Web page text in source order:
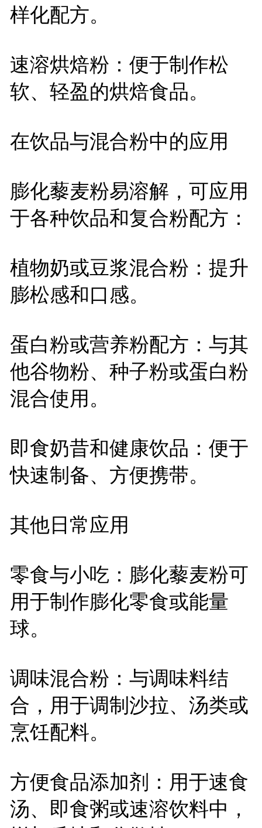
样化配方。
速溶烘焙粉：便于制作松
软、轻盈的烘焙食品。
在饮品与混合粉中的应用
膨化藜麦粉易溶解，可应用
于各种饮品和复合粉配方：
植物奶或豆浆混合粉：提升
膨松感和口感。
蛋白粉或营养粉配方：与其
他谷物粉、种子粉或蛋白粉
混合使用。
即食奶昔和健康饮品：便于
快速制备、方便携带。
其他日常应用
零食与小吃：膨化藜麦粉可
用于制作膨化零食或能量
球。
调味混合粉：与调味料结
合，用于调制沙拉、汤类或
烹饪配料。
方便食品添加剂：用于速食
汤、即食粥或速溶饮料中，